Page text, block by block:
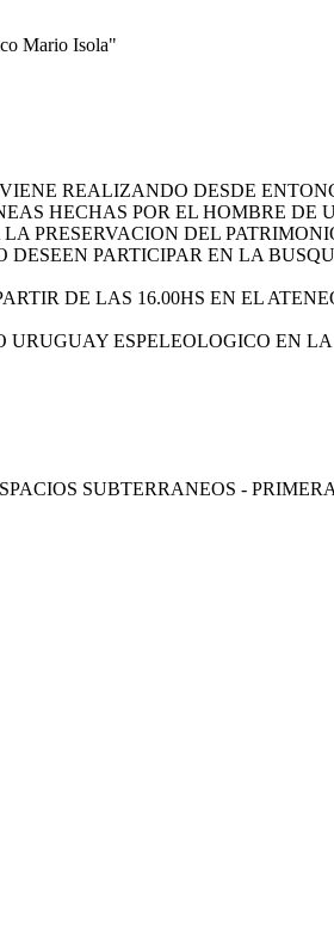
Mario Isola"
REALIZANDO DESDE
HECHAS POR EL HOMBRE DE
PRESERVACION DEL
PARTICIPAR EN LA
DE LAS 16.00HS EN EL
ESPELEOLOGICO EN
SUBTERRANEOS -